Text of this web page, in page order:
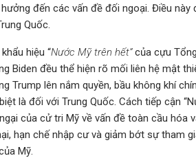
đến các vấn đề đối ngoại. Điều
Quốc.
hiệu “Nước Mỹ trên hết”của cựu
Biden đều thể hiện rõ mối liên hệ mật
Trump lên nắm quyền, bầu không khí
là đối với Trung Quốc. Cách tiếp cận
của cử tri Mỹ về vấn đề toàn cầu hóa
hạn chế nhập cư và giảm bớt sự tham
Mỹ.